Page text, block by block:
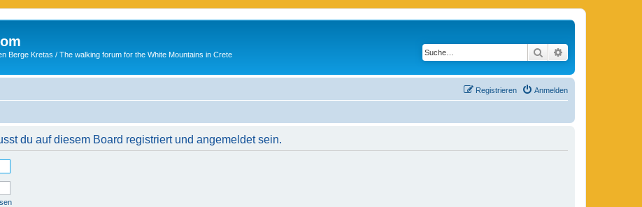
Berge Kretas / The walking forum for the White Mountains in Crete Suche
Anmelden
Registrieren
du auf diesem Board registriert und angemeldet sein.